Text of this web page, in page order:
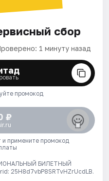
сбор
1 минуту назад
промокод
₽
и примените промокод
БИЛЕТНЫЙ
25H8d7vbP8SRTvHZrUcdLB.